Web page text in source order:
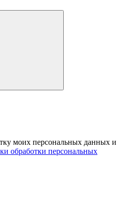
моих персональных данных и
обработки персональных